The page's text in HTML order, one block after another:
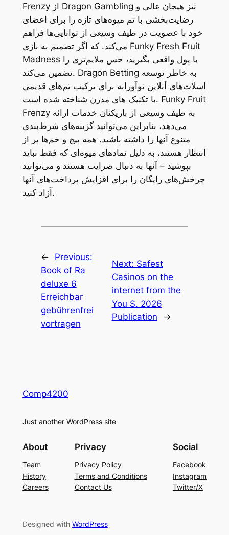
Frenzy از Dragon Gambling نیز هیجان عالی و
رضایت‌بخشی با تم میوه‌های تازه را برای اعضای
خود با عضویت در طیف وسیعی از توانایی‌ها فراهم
می‌کند. که اگر تصمیم به بازی Funky Fresh Fruit
Madness با پول واقعی بگیرید، حس ملایم‌تری را
تضمین می‌کند. Dragon Betting به خاطر توسعه
اسلات‌های آنلاین نوآورانه برای ترکیب تم‌های قدیمی
با تکنیک های مدرن شناخته شده است. Funky Fruit
Frenzy به طیف وسیعی از بازیکنان خدمات ارائه
می‌دهد، بنابراین می‌توانید گزینه‌های شرط‌بندی
متنوع آنها را داشته باشید. همه پیچ و خم‌ها پر از
انتظار هستند، به دلیل نمادهای میوه‌ای که فقط نباید
بپوشید – آنها به دنبال ضرایب هستند و می‌توانید
چرخش‌های رایگان را برای افزایش پرداخت‌های آنها
آزاد کنید.
←
Previous:
Book of Ra
deluxe 6
Erreichbar
gebührenfrei
vortragen
Next: Safest
Casinos on the
internet from the
You S. 2026
Publication
→
Comp4200
Just another WordPress site
About
Team
History
Careers
Privacy
Privacy Policy
Terms and Conditions
Contact Us
Social
Facebook
Instagram
Twitter/X
Designed with WordPress